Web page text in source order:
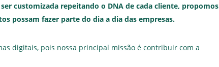
customizada repeitando o DNA de cada cliente, propomos
possam fazer parte do dia a dia das empresas.
digitais, pois nossa principal missão é contribuir com a